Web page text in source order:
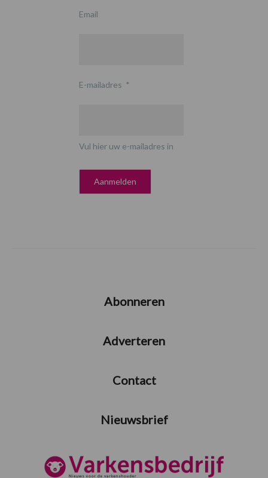
Email
E-mailadres *
Vul hier uw e-mailadres in
Abonneren
Adverteren
Contact
Nieuwsbrief